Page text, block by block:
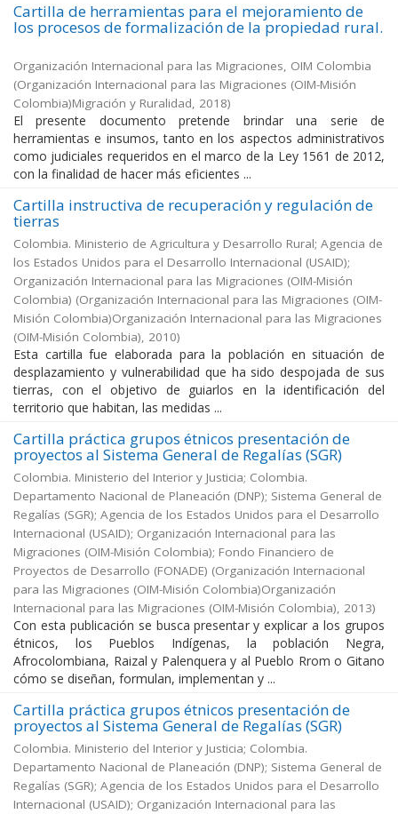
Cartilla de herramientas para el mejoramiento de
los procesos de formalización de la propiedad rural.
Organización Internacional para las Migraciones, OIM Colombia
(Organización Internacional para las Migraciones (OIM-Misión
Colombia)Migración y Ruralidad, 2018)
El presente documento pretende brindar una serie de
herramientas e insumos, tanto en los aspectos administrativos
como judiciales requeridos en el marco de la Ley 1561 de 2012,
con la finalidad de hacer más eficientes ...
Cartilla instructiva de recuperación y regulación de
tierras
Colombia. Ministerio de Agricultura y Desarrollo Rural; Agencia de
los Estados Unidos para el Desarrollo Internacional (USAID);
Organización Internacional para las Migraciones (OIM-Misión
Colombia) (Organización Internacional para las Migraciones (OIM-
Misión Colombia)Organización Internacional para las Migraciones
(OIM-Misión Colombia), 2010)
Esta cartilla fue elaborada para la población en situación de
desplazamiento y vulnerabilidad que ha sido despojada de sus
tierras, con el objetivo de guiarlos en la identificación del
territorio que habitan, las medidas ...
Cartilla práctica grupos étnicos presentación de
proyectos al Sistema General de Regalías (SGR)
Colombia. Ministerio del Interior y Justicia; Colombia.
Departamento Nacional de Planeación (DNP); Sistema General de
Regalías (SGR); Agencia de los Estados Unidos para el Desarrollo
Internacional (USAID); Organización Internacional para las
Migraciones (OIM-Misión Colombia); Fondo Financiero de
Proyectos de Desarrollo (FONADE) (Organización Internacional
para las Migraciones (OIM-Misión Colombia)Organización
Internacional para las Migraciones (OIM-Misión Colombia), 2013)
Con esta publicación se busca presentar y explicar a los grupos
étnicos, los Pueblos Indígenas, la población Negra,
Afrocolombiana, Raizal y Palenquera y al Pueblo Rrom o Gitano
cómo se diseñan, formulan, implementan y ...
Cartilla práctica grupos étnicos presentación de
proyectos al Sistema General de Regalías (SGR)
Colombia. Ministerio del Interior y Justicia; Colombia.
Departamento Nacional de Planeación (DNP); Sistema General de
Regalías (SGR); Agencia de los Estados Unidos para el Desarrollo
Internacional (USAID); Organización Internacional para las